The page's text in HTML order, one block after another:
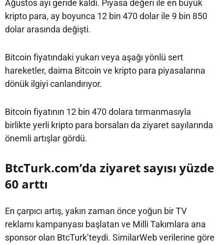
Ağustos ayı geride kaldı. Piyasa değeri ile en büyük
kripto para, ay boyunca 12 bin 470 dolar ile 9 bin 850
dolar arasında değişti.
Bitcoin fiyatındaki yukarı veya aşağı yönlü sert
hareketler, daima Bitcoin ve kripto para piyasalarına
dönük ilgiyi canlandırıyor.
Bitcoin fiyatının 12 bin 470 dolara tırmanmasıyla
birlikte yerli kripto para borsaları da ziyaret sayılarında
önemli artışlar gördü.
BtcTurk.com’da ziyaret sayısı yüzde
60 arttı
En çarpıcı artış, yakın zaman önce yoğun bir TV
reklamı kampanyası başlatan ve Milli Takımlara ana
sponsor olan BtcTurk’teydi. SimilarWeb verilerine göre